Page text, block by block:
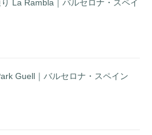
La Rambla｜バルセロナ・スペイ
Guell｜バルセロナ・スペイン